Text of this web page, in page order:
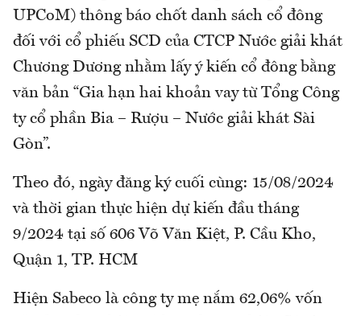
UPCoM) thông báo chốt danh sách cổ đông
đối với cổ phiếu SCD của CTCP Nước giải khát
Chương Dương nhằm lấy ý kiến cổ đông bằng
văn bản “Gia hạn hai khoản vay từ Tổng Công
ty cổ phần Bia – Rượu – Nước giải khát Sài
Gòn”.
Theo đó, ngày đăng ký cuối cùng: 15/08/2024
và thời gian thực hiện dự kiến đầu tháng
9/2024 tại số 606 Võ Văn Kiệt, P. Cầu Kho,
Quận 1, TP. HCM
Hiện Sabeco là công ty mẹ nắm 62,06% vốn